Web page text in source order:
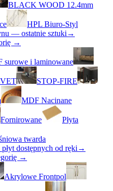
BLACK WOOD 12.4mm
HPL Biuro-Styl
— ostatnie sztuki →
→
surowe i laminowane
STOP-FIRE
MDF Nacinane
Fornirowane Płyta
twarda
dostępnych od ręki →
→
Akrylowe Frontpol